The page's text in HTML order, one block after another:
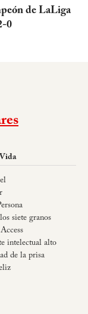
de LaLiga
0
siete granos
intelectual alto
de la prisa